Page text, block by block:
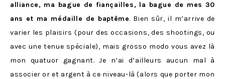
alliance, ma bague de fiançailles, la bague de mes 30
ans et ma médaille de baptême. Bien sûr, il m’arrive de
varier les plaisirs (pour des occasions, des shootings, ou
avec une tenue spéciale), mais grosso modo vous avez là
mon quatuor gagnant. Je n’ai d’ailleurs aucun mal à
associer or et argent à ce niveau-là (alors que porter mon